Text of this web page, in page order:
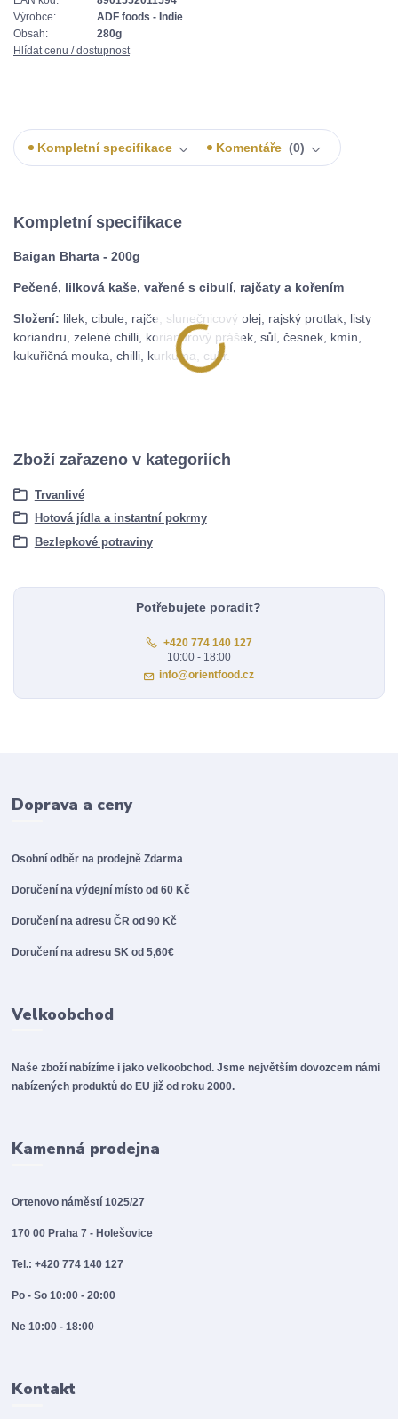
Výrobce:
ADF foods - Indie
Obsah:
280g
Hlídat cenu / dostupnost
Kompletní specifikace Komentáře 0
Kompletní specifikace
Baigan Bharta - 200g
Pečené, lilková kaše, vařené s cibulí, rajčaty a kořením
Složení: lilek, cibule, rajče, slunečnicový olej, rajský protlak, listy
koriandru, zelené chilli, koriandrový prášek, sůl, česnek, kmín,
kukuřičná mouka, chilli, kurkuma, cukr.
Zboží zařazeno v kategoriích
Trvanlivé
Hotová jídla a instantní pokrmy
Bezlepkové potraviny
Potřebujete poradit?
+420 774 140 127
10:00 - 18:00
info@orientfood.cz
Doprava a ceny
Osobní odběr na prodejněZdarma
Doručení na výdejní místo od 60 Kč
Doručení na adresu ČR od 90 Kč
Doručení na adresu SK od 5,60€
Velkoobchod
Naše zboží nabízíme i jako velkoobchod. Jsme největším dovozcem námi
nabízených produktů do EU již od roku 2000.
Kamenná prodejna
Ortenovo náměstí 1025/27
170 00 Praha 7 - Holešovice
Tel.: +420 774 140 127
Po - So 10:00 - 20:00
Ne 10:00 - 18:00
Kontakt